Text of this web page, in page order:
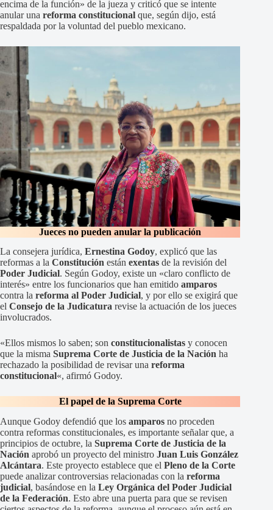
encima de la función» de la jueza y criticó que se intente
anular una reforma constitucional que, según dijo, está
respaldada por la voluntad del pueblo mexicano.
Jueces no pueden anular la publicación
La consejera jurídica, Ernestina Godoy, explicó que las
reformas a la Constitución están exentas de la revisión del
Poder Judicial. Según Godoy, existe un «claro conflicto de
interés» entre los funcionarios que han emitido amparos
contra la reforma al Poder Judicial, y por ello se exigirá que
el Consejo de la Judicatura revise la actuación de los jueces
involucrados.
«Ellos mismos lo saben; son constitucionalistas y conocen
que la misma Suprema Corte de Justicia de la Nación ha
rechazado la posibilidad de revisar una reforma
constitucional«, afirmó Godoy.
El papel de la Suprema Corte
Aunque Godoy defendió que los amparos no proceden
contra reformas constitucionales, es importante señalar que, a
principios de octubre, la Suprema Corte de Justicia de la
Nación aprobó un proyecto del ministro Juan Luis González
Alcántara. Este proyecto establece que el Pleno de la Corte
puede analizar controversias relacionadas con la reforma
judicial, basándose en la Ley Orgánica del Poder Judicial
de la Federación. Esto abre una puerta para que se revisen